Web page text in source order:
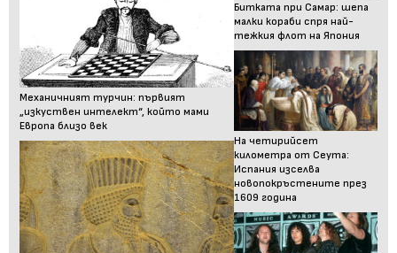
Механичният турчин: първият
„изкуствен интелект“, който мами
Европа близо век
Битката при Самар: шепа
малки кораби спря най-
тежкия флот на Япония
На четирийсет
километра от Сеута:
Испания изселва
новопокръстените през
1609 година